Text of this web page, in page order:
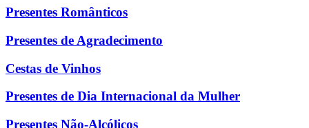
Presentes Românticos
Presentes de Agradecimento
Cestas de Vinhos
Presentes de Dia Internacional da Mulher
Presentes Não-Alcólicos